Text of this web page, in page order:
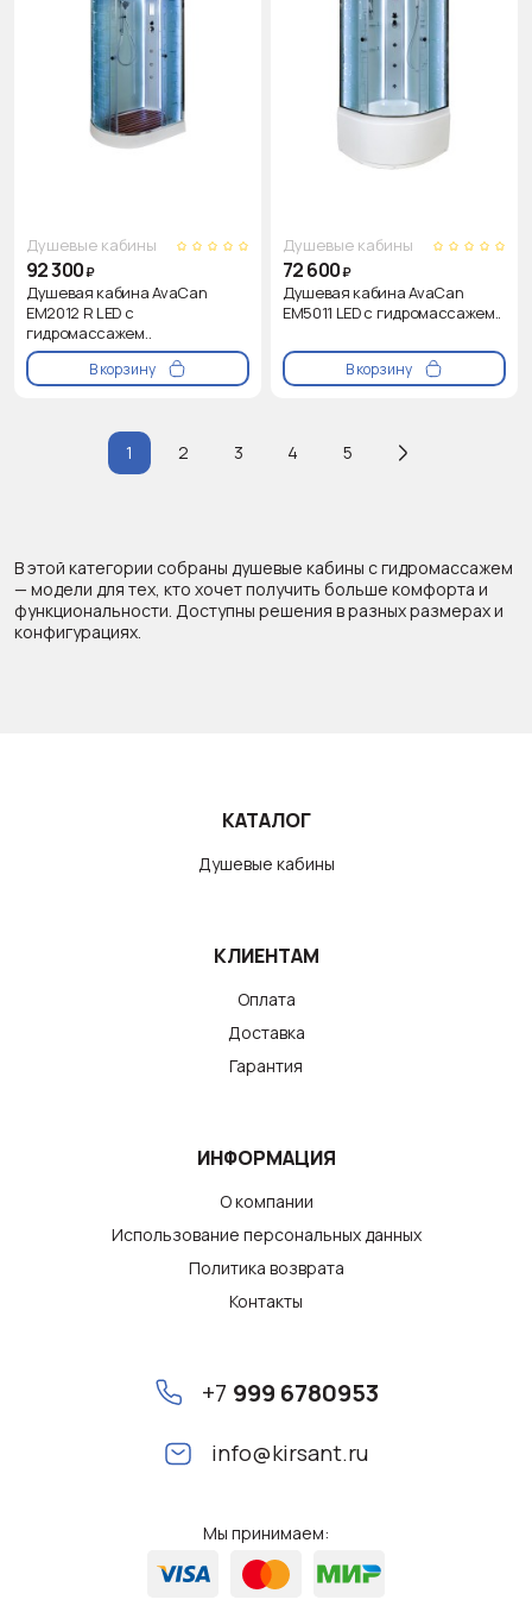
Душевые кабины
92 300₽
Душевая кабина AvaCan
EM2012 R LED с
гидромассажем..
В корзину
Душевые кабины
72 600₽
Душевая кабина AvaCan
EM5011 LED с гидромассажем..
В корзину
1 2 3 4 5
В этой категории собраны душевые кабины с гидромассажем
— модели для тех, кто хочет получить больше комфорта и
функциональности. Доступны решения в разных размерах и
конфигурациях.
КАТАЛОГ
Душевые кабины
КЛИЕНТАМ
Оплата
Доставка
Гарантия
ИНФОРМАЦИЯ
О компании
Использование персональных данных
Политика возврата
Контакты
+7 999 6780953
info@kirsant.ru
Мы принимаем: